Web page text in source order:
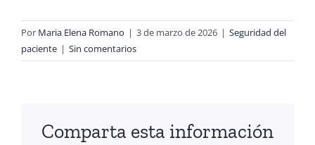
Por Maria Elena Romano | 3 de marzo de 2026 | Seguridad del
paciente | Sin comentarios
Comparta esta información